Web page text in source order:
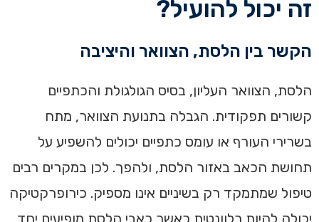
זה יכול להועיל?
הקשר בין הלסת, הצוואר והיציבה
הלסת, הצוואר העליון, בסיס הגולגולת והכתפיים
קשורים תפקודית. הגבלה בתנועת הצוואר, מתח
בשרירי העורף או עומס כתפיים יכולים להשפיע על
תחושת הכאב באזור הלסת, ולהפך. לכן במקרים רבים
טיפול שמתמקד רק בשיניים אינו מספיק. כירופרקטיקה
יכולה להיות רלוונטית כאשר כאבי הלסת מופיעים יחד